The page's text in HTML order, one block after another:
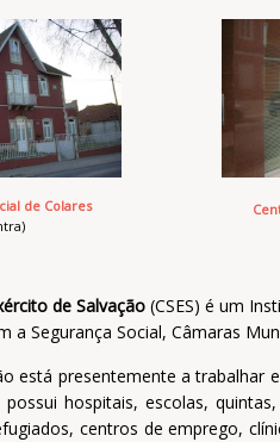
de Colares
de Salvação (CSES) é um
a Segurança Social, Câmaras
está presentemente a trabalhar
possui hospitais, escolas,
centros de emprego,